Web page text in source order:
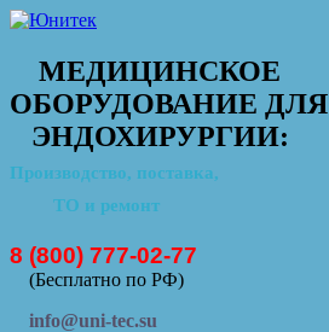
МЕДИЦИНСКОЕ
ОБОРУДОВАНИЕ ДЛЯ
ЭНДОХИРУРГИИ:
Производство, поставка,
ТО и ремонт
8 (800) 777-02-77
(Бесплатно по РФ)
info@uni-tec.su